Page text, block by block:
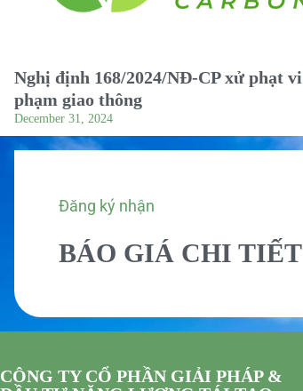
Nghị định 168/2024/NĐ-CP xử phạt vi
phạm giao thông
December 31, 2024
Đăng ký nhận
BÁO GIÁ CHI TIẾT
CÔNG TY CỔ PHẦN GIẢI PHÁP &